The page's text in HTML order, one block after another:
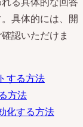
具体的には、開
認いただけま
する方法
方法
化する方法